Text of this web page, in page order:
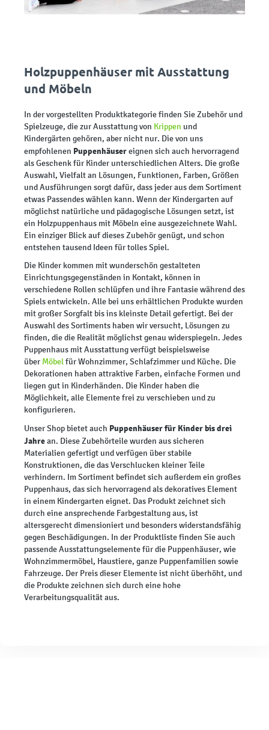
Holzpuppenhäuser mit Ausstattung
und Möbeln
In der vorgestellten Produktkategorie finden Sie Zubehör und
Spielzeuge, die zur Ausstattung von Krippen und
Kindergärten gehören, aber nicht nur. Die von uns
empfohlenen Puppenhäusereignen sich auch hervorragend
als Geschenk für Kinder unterschiedlichen Alters. Die große
Auswahl, Vielfalt an Lösungen, Funktionen, Farben, Größen
und Ausführungen sorgt dafür, dass jeder aus dem Sortiment
etwas Passendes wählen kann. Wenn der Kindergarten auf
möglichst natürliche und pädagogische Lösungen setzt, ist
ein Holzpuppenhaus mit Möbeln eine ausgezeichnete Wahl.
Ein einziger Blick auf dieses Zubehör genügt, und schon
entstehen tausend Ideen für tolles Spiel.
Die Kinder kommen mit wunderschön gestalteten
Einrichtungsgegenständen in Kontakt, können in
verschiedene Rollen schlüpfen und ihre Fantasie während des
Spiels entwickeln. Alle bei uns erhältlichen Produkte wurden
mit großer Sorgfalt bis ins kleinste Detail gefertigt. Bei der
Auswahl des Sortiments haben wir versucht, Lösungen zu
finden, die die Realität möglichst genau widerspiegeln. Jedes
Puppenhaus mit Ausstattung verfügt beispielsweise
über Möbelfür Wohnzimmer, Schlafzimmer und Küche. Die
Dekorationen haben attraktive Farben, einfache Formen und
liegen gut in Kinderhänden. Die Kinder haben die
Möglichkeit, alle Elemente frei zu verschieben und zu
konfigurieren.
Unser Shop bietet auch Puppenhäuser für Kinder bis drei
Jahrean. Diese Zubehörteile wurden aus sicheren
Materialien gefertigt und verfügen über stabile
Konstruktionen, die das Verschlucken kleiner Teile
verhindern. Im Sortiment befindet sich außerdem ein großes
Puppenhaus, das sich hervorragend als dekoratives Element
in einem Kindergarten eignet. Das Produkt zeichnet sich
durch eine ansprechende Farbgestaltung aus, ist
altersgerecht dimensioniert und besonders widerstandsfähig
gegen Beschädigungen. In der Produktliste finden Sie auch
passende Ausstattungselemente für die Puppenhäuser, wie
Wohnzimmermöbel, Haustiere, ganze Puppenfamilien sowie
Fahrzeuge. Der Preis dieser Elemente ist nicht überhöht, und
die Produkte zeichnen sich durch eine hohe
Verarbeitungsqualität aus.